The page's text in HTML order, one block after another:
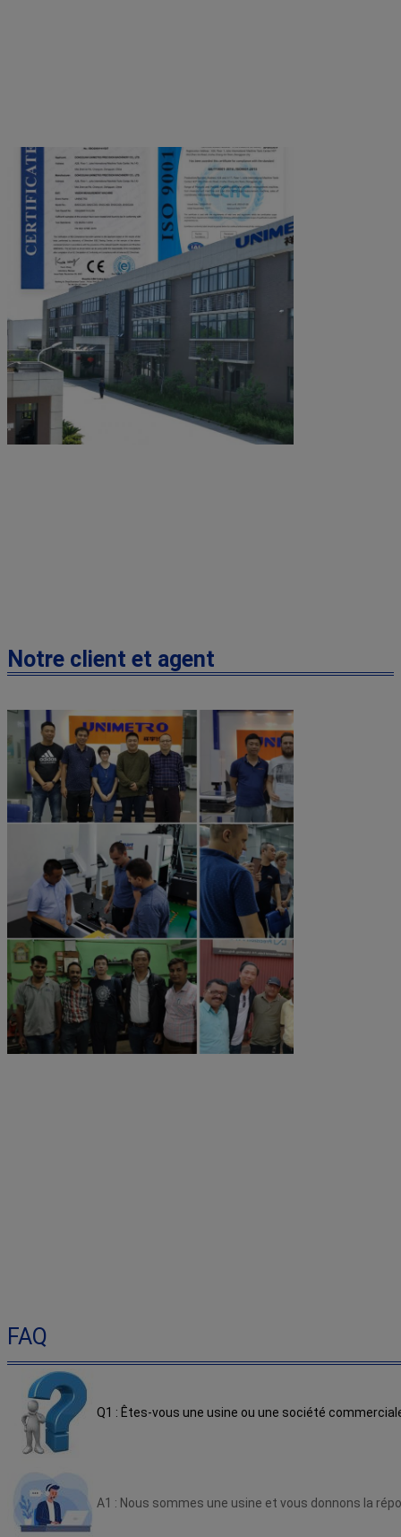
Notre client et agent
FAQ
Q1 : Êtes-vous une usine ou une société
A1 : Nous sommes une usine et vous donnons la